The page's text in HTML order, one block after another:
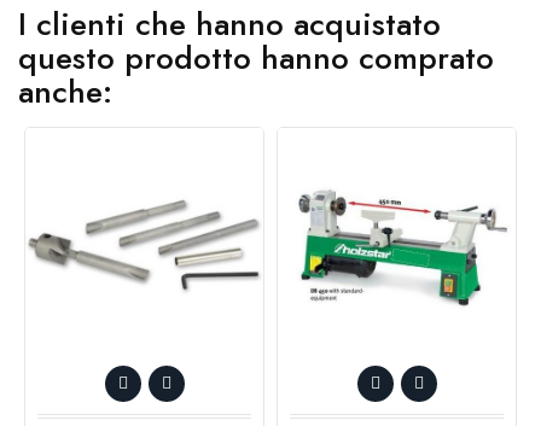
I clienti che hanno acquistato
questo prodotto hanno comprato
anche: